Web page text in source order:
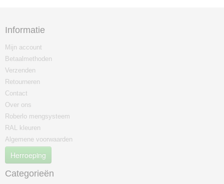
Informatie
Mijn account
Betaalmethoden
Verzenden
Retourneren
Contact
Over ons
Roberlo mengsysteem
RAL kleuren
Algemene voorwaarden
Herroeping
Categorieën